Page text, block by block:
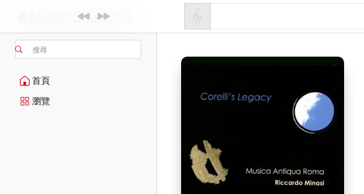
搜尋
首頁
瀏覽